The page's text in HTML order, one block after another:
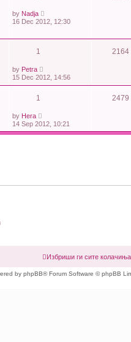
by Nadja
16 Dec 2012, 12:30
1 2164
by Petra
15 Dec 2012, 14:56
1 2479
by Hera
14 Sep 2012, 10:21
Избриши ги сите
by phpBB® Forum Software © phpBB